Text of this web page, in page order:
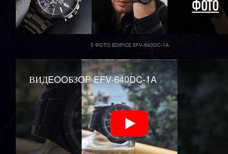
ФОТО
5 ФОТО EDIFICE EFV-640DC-1A
ВИДEOOБЗOP EFV-640DC-1A